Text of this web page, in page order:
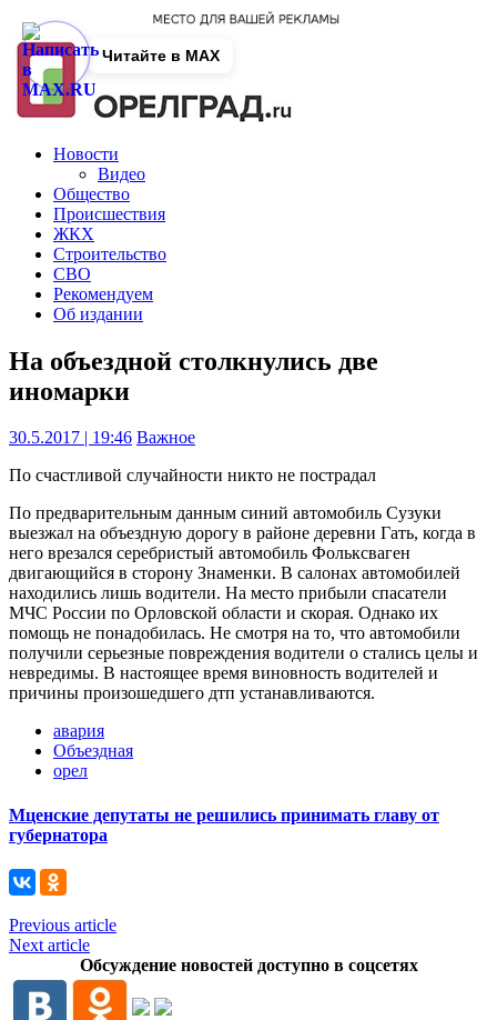
Новости
Видео
Общество
Происшествия
ЖКХ
Строительство
СВО
Рекомендуем
Об издании
На объездной столкнулись две
иномарки
30.5.2017 | 19:46 Важное
По счастливой случайности никто не пострадал
По предварительным данным синий автомобиль Сузуки
выезжал на объездную дорогу в районе деревни Гать, когда в
него врезался серебристый автомобиль Фольксваген
двигающийся в сторону Знаменки. В салонах автомобилей
находились лишь водители. На место прибыли спасатели
МЧС России по Орловской области и скорая. Однако их
помощь не понадобилась. Не смотря на то, что автомобили
получили серьезные повреждения водители о стались целы и
невредимы. В настоящее время виновность водителей и
причины произошедшего дтп устанавливаются.
авария
Объездная
орел
Мценские депутаты не решились принимать главу от
губернатора
Previous article
Next article
Обсуждение новостей доступно в соцсетях
Читайте в MAX